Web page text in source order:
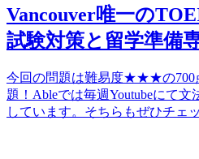
Vancouver唯一の
試験対策と留学準備
今回の問題は難易度★★★の700
題！Ableでは毎週Youtubeにて
しています。そちらもぜひチェ